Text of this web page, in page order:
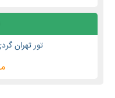
تور تهران